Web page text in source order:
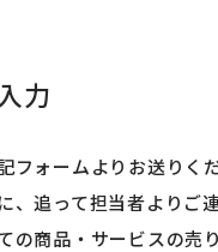
力
ォームよりお送りくだ
追って担当者よりご
の商品・サービスの